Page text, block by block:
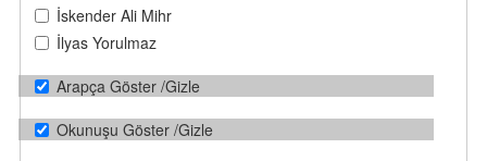
İskender Ali Mihr
İlyas Yorulmaz
Arapça Göster /Gizle
Okunuşu Göster /Gizle